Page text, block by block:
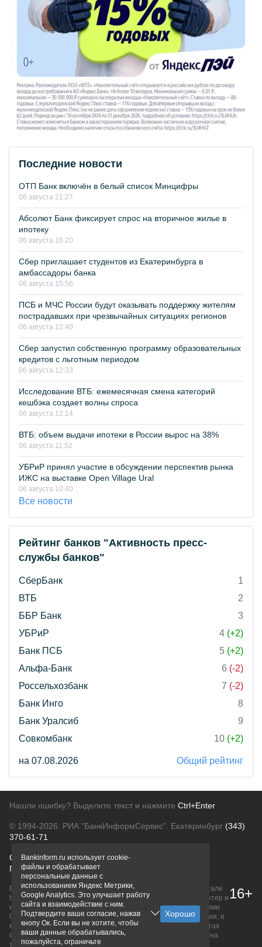
Последние новости
ОТП Банк включён в белый список Минцифры
06 августа 21:27
Абсолют Банк фиксирует спрос на вторичное жилье в
ипотеку
06 августа 16:20
Сбер приглашает студентов из Екатеринбурга в
амбассадоры банка
06 августа 15:56
ПСБ и МЧС России будут оказывать поддержку жителям
пострадавших при чрезвычайных ситуациях регионов
06 августа 12:40
Сбер запустил собственную программу образовательных
кредитов с льготным периодом
06 августа 12:33
Исследование ВТБ: ежемесячная смена категорий
кешбэка создает волны спроса
06 августа 12:14
ВТБ: объем выдачи ипотеки в России вырос на 38%
06 августа 11:52
УБРиР принял участие в обсуждении перспектив рынка
ИЖС на выставке Open Village Ural
06 августа 10:40
Все новости
Рейтинг банков "Активность пресс-
службы банков"
СберБанк
1
ВТБ
2
ББР Банк
3
УБРиР
4 (+2)
Банк ПСБ
5 (+2)
Альфа-Банк
6 (-2)
Россельхозбанк
7 (-2)
Банк Инго
8
Банк Уралсиб
9
Совкомбанк
10 (+2)
на 07.08.2026 Общий рейтинг
Нашли ошибку? Выделите текст и нажмите Ctrl+Enter
© 1994-2026. РИА "БанкИнформСервис". Екатеринбург (343)
370-61-71
О проектеПолитика конфиденциальности
Правовая информацияДля рекламодателей
Вся информация о продуктах банков, размещенная на портале
bankinform.ru, носит исключительно ознакомительный характер и
не является публичной офертой, определяемой положениями
ГК РФ. Информация не содержит точного и полного описания, и
может быть изменена. Конечные условия уточняйте на сайтах
банков или при личном обращении. Исключительное право на
товарные знаки принадлежит их правообладателям.
16+
Bankinform.ru использует cookie-
файлы и обрабатывает
персональные данные с
использованием Яндекс Метрики,
Google Analytics. Это улучшает работу
сайта и взаимодействие с ним.
Подтвердите ваше согласие, нажав
кнопу Ок. Если вы не хотите, чтобы
ваши данные обрабатывались,
пожалуйста, ограничьте